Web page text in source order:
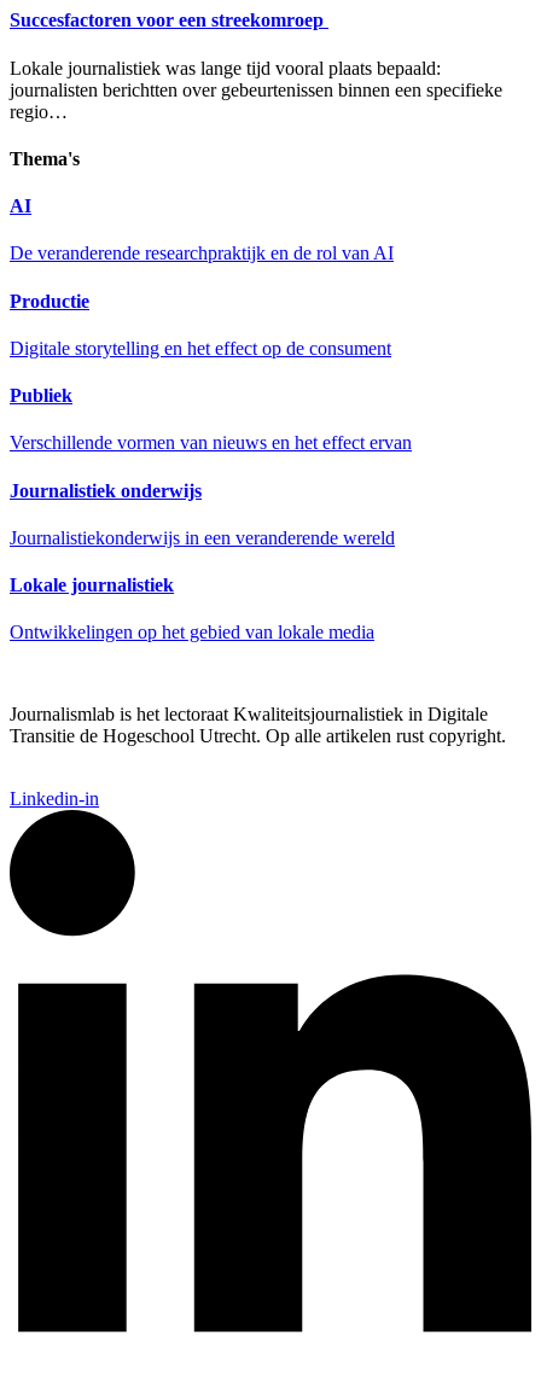
Succesfactoren voor een streekomroep
Lokale journalistiek was lange tijd vooral plaats bepaald:
journalisten berichtten over gebeurtenissen binnen een specifieke
regio…
Thema's
AI
De veranderende researchpraktijk en de rol van AI
Productie
Digitale storytelling en het effect op de consument
Publiek
Verschillende vormen van nieuws en het effect ervan
Journalistiek onderwijs
Journalistiekonderwijs in een veranderende wereld
Lokale journalistiek
Ontwikkelingen op het gebied van lokale media
Journalismlab is het lectoraat Kwaliteitsjournalistiek in Digitale
Transitie de Hogeschool Utrecht. Op alle artikelen rust copyright.
Linkedin-in